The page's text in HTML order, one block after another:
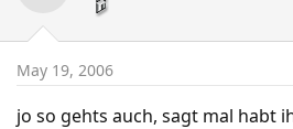
May 19, 2006
jo so gehts auch, sagt mal habt